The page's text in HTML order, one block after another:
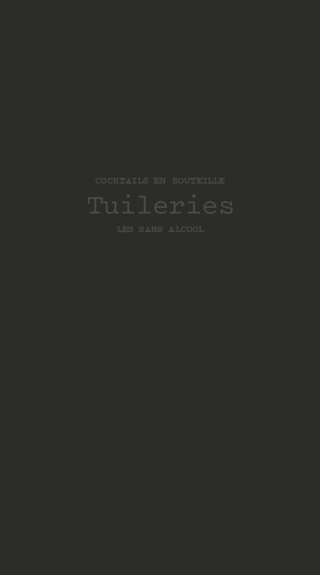
COCKTAILS EN BOUTEILLE
Tuileries
LES SANS ALCOOL